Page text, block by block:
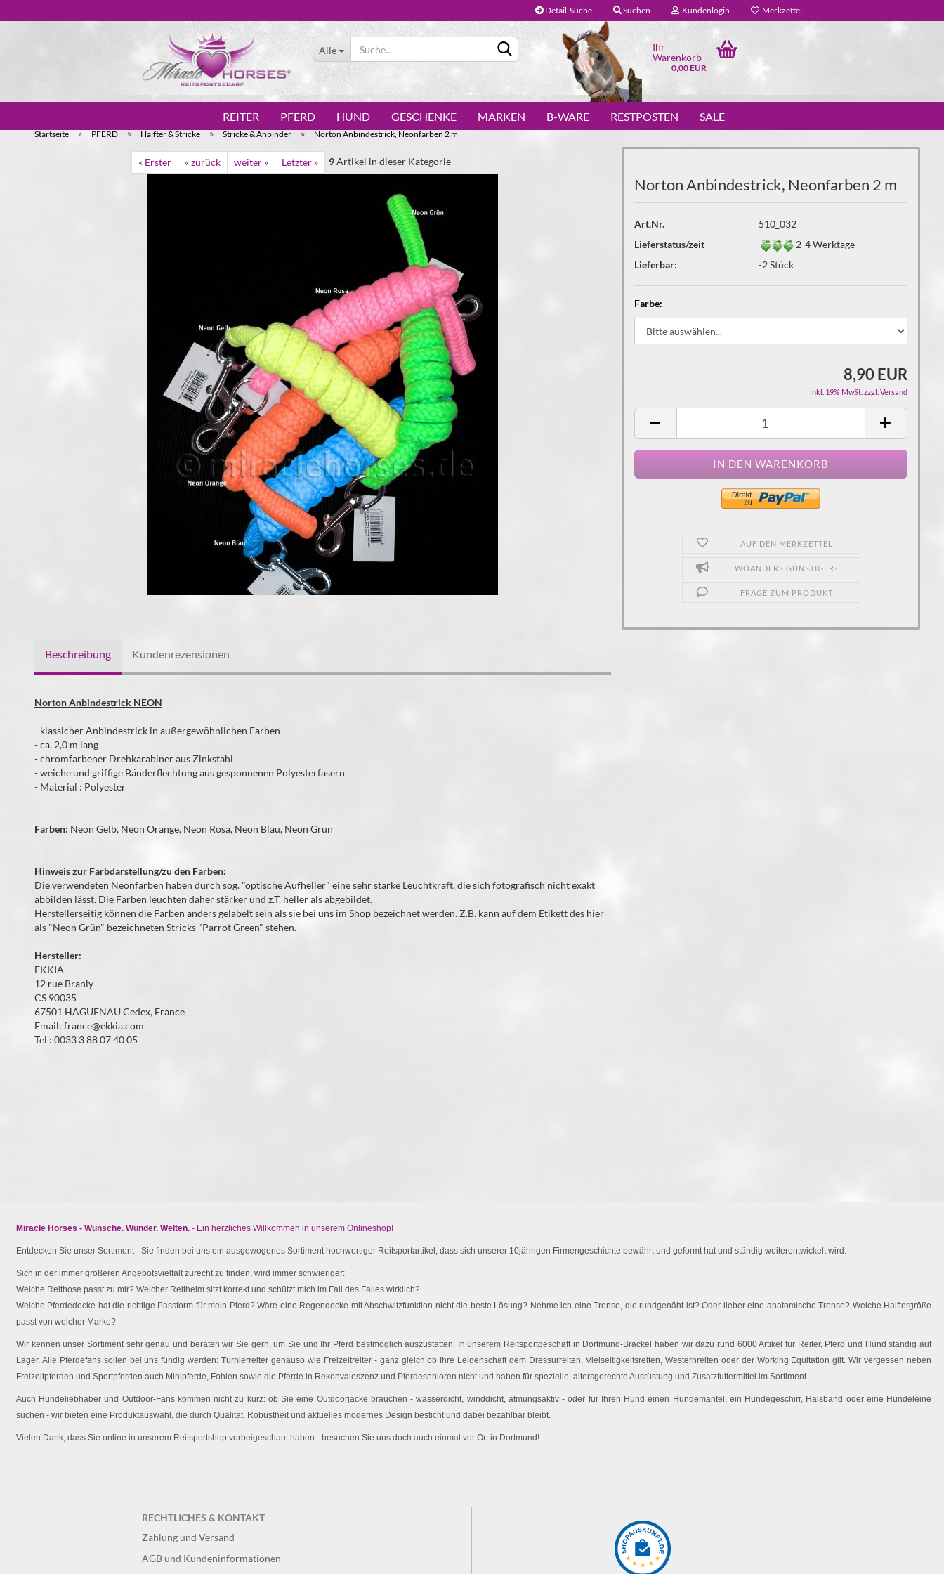
Detail-Suche Suchen Kundenlogin Merkzettel
Alle
Ihr
Warenkorb
0,00 EUR
REITER PFERD HUND GESCHENKE MARKEN B-WARE RESTPOSTEN SALE
Startseite » PFERD » Halfter & Stricke » Stricke & Anbinder » Norton Anbindestrick, Neonfarben 2 m
« Erster « zurück weiter » Letzter » 9Artikel in dieser Kategorie
Norton Anbindestrick, Neonfarben 2 m
Art.Nr.
510_032
Lieferstatus/zeit
2-4 Werktage
Lieferbar:
-2Stück
Farbe:
8,90 EUR
inkl. 19% MwSt. zzgl.Versand
AUF DEN MERKZETTEL
WOANDERS GÜNSTIGER?
FRAGE ZUM PRODUKT
Beschreibung Kundenrezensionen
Norton Anbindestrick NEON
- klassicher Anbindestrick in außergewöhnlichen Farben
- ca. 2,0 m lang
- chromfarbener Drehkarabiner aus Zinkstahl
- weiche und griffige Bänderflechtung aus gesponnenen Polyesterfasern
- Material : Polyester
Farben: Neon Gelb, Neon Orange, Neon Rosa, Neon Blau, Neon Grün
Hinweis zur Farbdarstellung/zu den Farben:
Die verwendeten Neonfarben haben durch sog. "optische Aufheller" eine sehr starke Leuchtkraft, die sich fotografisch nicht exakt
abbilden lässt. Die Farben leuchten daher stärker und z.T. heller als abgebildet.
Herstellerseitig können die Farben anders gelabelt sein als sie bei uns im Shop bezeichnet werden. Z.B. kann auf dem Etikett des hier
als "Neon Grün" bezeichneten Stricks "Parrot Green" stehen.
Hersteller:
EKKIA
12 rue Branly
CS 90035
67501 HAGUENAU Cedex, France
Email: france@ekkia.com
Tel : 0033 3 88 07 40 05
Miracle Horses - Wünsche. Wunder. Welten. - Ein herzliches Willkommen in unserem Onlineshop!
Entdecken Sie unser Sortiment - Sie finden bei uns ein ausgewogenes Sortiment hochwertiger Reitsportartikel, dass sich unserer 10jährigen Firmengeschichte bewährt und geformt hat und ständig weiterentwickelt wird.
Sich in der immer größeren Angebotsvielfalt zurecht zu finden, wird immer schwieriger:
Welche Reithose passt zu mir? Welcher Reithelm sitzt korrekt und schützt mich im Fall des Falles wirklich?
Welche Pferdedecke hat die richtige Passform für mein Pferd? Wäre eine Regendecke mit Abschwitzfunktion nicht die beste Lösung? Nehme ich eine Trense, die rundgenäht ist? Oder lieber eine anatomische Trense? Welche Halftergröße
passt von welcher Marke?
Wir kennen unser Sortiment sehr genau und beraten wir Sie gern, um Sie und Ihr Pferd bestmöglich auszustatten. In unserem Reitsportgeschäft in Dortmund-Brackel haben wir dazu rund 6000 Artikel für Reiter, Pferd und Hund ständig auf
Lager. Alle Pferdefans sollen bei uns fündig werden: Turnierreiter genauso wie Freizeitreiter - ganz gleich ob Ihre Leidenschaft dem Dressurreiten, Vielseitigkeitsreiten, Westernreiten oder der Working Equitation gilt. Wir vergessen neben
Freizeitpferden und Sportpferden auch Minipferde, Fohlen sowie die Pferde in Rekonvaleszenz und Pferdesenioren nicht und haben für spezielle, altersgerechte Ausrüstung und Zusatzfuttermittel im Sortiment.
Auch Hundeliebhaber und Outdoor-Fans kommen nicht zu kurz: ob Sie eine Outdoorjacke brauchen - wasserdicht, winddicht, atmungsaktiv - oder für Ihren Hund einen Hundemantel, ein Hundegeschirr, Halsband oder eine Hundeleine
suchen - wir bieten eine Produktauswahl, die durch Qualität, Robustheit und aktuelles modernes Design besticht und dabei bezahlbar bleibt.
Vielen Dank, dass Sie online in unserem Reitsportshop vorbeigeschaut haben - besuchen Sie uns doch auch einmal vor Ort in Dortmund!
RECHTLICHES & KONTAKT
Zahlung und Versand
AGB und Kundeninformationen